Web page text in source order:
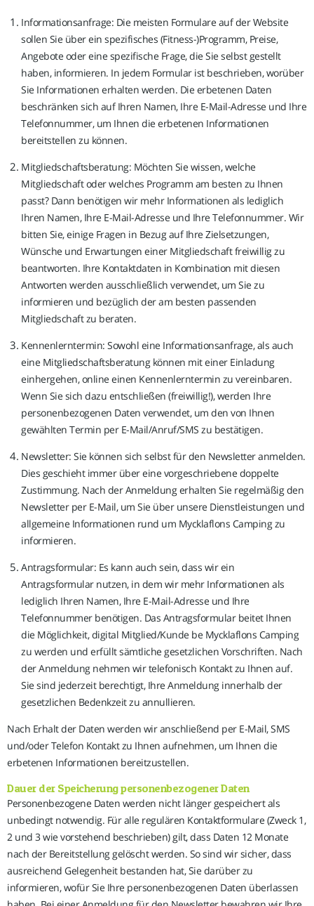
Informationsanfrage: Die meisten Formulare auf der Website
sollen Sie über ein spezifisches (Fitness-)Programm, Preise,
Angebote oder eine spezifische Frage, die Sie selbst gestellt
haben, informieren. In jedem Formular ist beschrieben, worüber
Sie Informationen erhalten werden. Die erbetenen Daten
beschränken sich auf Ihren Namen, Ihre E-Mail-Adresse und Ihre
Telefonnummer, um Ihnen die erbetenen Informationen
bereitstellen zu können.
Mitgliedschaftsberatung: Möchten Sie wissen, welche
Mitgliedschaft oder welches Programm am besten zu Ihnen
passt? Dann benötigen wir mehr Informationen als lediglich
Ihren Namen, Ihre E-Mail-Adresse und Ihre Telefonnummer. Wir
bitten Sie, einige Fragen in Bezug auf Ihre Zielsetzungen,
Wünsche und Erwartungen einer Mitgliedschaft freiwillig zu
beantworten. Ihre Kontaktdaten in Kombination mit diesen
Antworten werden ausschließlich verwendet, um Sie zu
informieren und bezüglich der am besten passenden
Mitgliedschaft zu beraten.
Kennenlerntermin: Sowohl eine Informationsanfrage, als auch
eine Mitgliedschaftsberatung können mit einer Einladung
einhergehen, online einen Kennenlerntermin zu vereinbaren.
Wenn Sie sich dazu entschließen (freiwillig!), werden Ihre
personenbezogenen Daten verwendet, um den von Ihnen
gewählten Termin per E-Mail/Anruf/SMS zu bestätigen.
Newsletter: Sie können sich selbst für den Newsletter anmelden.
Dies geschieht immer über eine vorgeschriebene doppelte
Zustimmung. Nach der Anmeldung erhalten Sie regelmäßig den
Newsletter per E-Mail, um Sie über unsere Dienstleistungen und
allgemeine Informationen rund um Mycklaflons Camping zu
informieren.
Antragsformular: Es kann auch sein, dass wir ein
Antragsformular nutzen, in dem wir mehr Informationen als
lediglich Ihren Namen, Ihre E-Mail-Adresse und Ihre
Telefonnummer benötigen. Das Antragsformular beitet Ihnen
die Möglichkeit, digital Mitglied/Kunde be Mycklaflons Camping
zu werden und erfüllt sämtliche gesetzlichen Vorschriften. Nach
der Anmeldung nehmen wir telefonisch Kontakt zu Ihnen auf.
Sie sind jederzeit berechtigt, Ihre Anmeldung innerhalb der
gesetzlichen Bedenkzeit zu annullieren.
Nach Erhalt der Daten werden wir anschließend per E-Mail, SMS
und/oder Telefon Kontakt zu Ihnen aufnehmen, um Ihnen die
erbetenen Informationen bereitzustellen.
Dauer der Speicherung personenbezogener Daten
Personenbezogene Daten werden nicht länger gespeichert als
unbedingt notwendig. Für alle regulären Kontaktformulare (Zweck 1,
2 und 3 wie vorstehend beschrieben) gilt, dass Daten 12 Monate
nach der Bereitstellung gelöscht werden. So sind wir sicher, dass
ausreichend Gelegenheit bestanden hat, Sie darüber zu
informieren, wofür Sie Ihre personenbezogenen Daten überlassen